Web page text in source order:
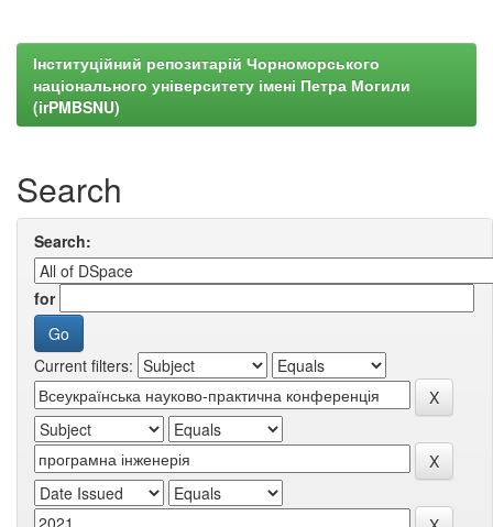
Інституційний репозитарій Чорноморського
національного університету імені Петра Могили
(irPMBSNU)
Search
Search:
for
Current filters: